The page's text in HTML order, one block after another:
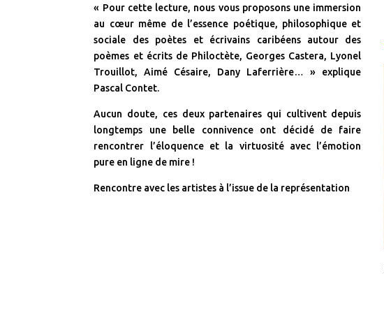
« Pour cette lecture, nous vous proposons une immersion
au cœur même de l’essence poétique, philosophique et
sociale des poètes et écrivains caribéens autour des
poèmes et écrits de Philoctète, Georges Castera, Lyonel
Trouillot, Aimé Césaire, Dany Laferrière… » explique
Pascal Contet.
Aucun doute, ces deux partenaires qui cultivent depuis
longtemps une belle connivence ont décidé de faire
rencontrer l’éloquence et la virtuosité avec l’émotion
pure en ligne de mire !
Rencontre avec les artistes à l’issue de la représentation